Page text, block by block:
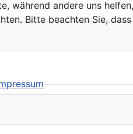
während andere uns
Bitte beachten Sie,